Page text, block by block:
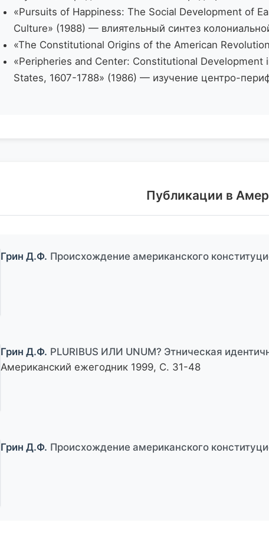
«Pursuits of Happiness: The Social Development of
Culture» (1988) — влиятельный синтез
«The Constitutional Origins of the American
«Peripheries and Center: Constitutional
States, 1607-1788» (1986) — изучение центро-
Публикации в
Грин Д.Ф. Происхождение американского
Грин Д.Ф. PLURIBUS ИЛИ UNUM? Этническая
Американский ежегодник 1999, С. 31-48
Грин Д.Ф. Происхождение американского